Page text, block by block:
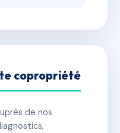
copropriété
de nos